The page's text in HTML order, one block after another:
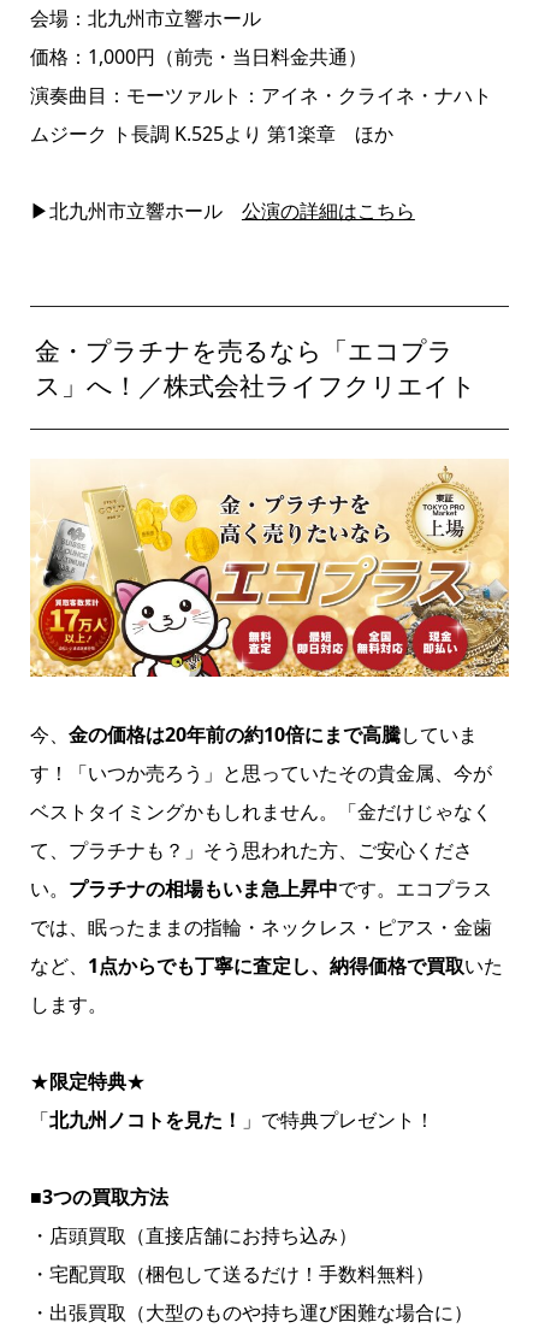
会場：北九州市立響ホール
価格：1,000円（前売・当日料金共通）
演奏曲目：モーツァルト：アイネ・クライネ・ナハト
ムジーク ト長調 K.525より 第1楽章 ほか
▶北九州市立響ホール 公演の詳細はこちら
金・プラチナを売るなら「エコプラ
ス」へ！／株式会社ライフクリエイト
今、 金の価格は20年前の約10倍にまで高騰していま
す！「いつか売ろう」と思っていたその貴金属、今が
ベストタイミングかもしれません。「金だけじゃなく
て、プラチナも？」そう思われた方、ご安心くださ
い。 プラチナの相場もいま急上昇中です。エコプラス
では、眠ったままの指輪・ネックレス・ピアス・金歯
など、 1点からでも丁寧に査定し、納得価格で買取いた
します。
★限定特典★
「北九州ノコトを見た！ 」で特典プレゼント！
■3つの買取方法
・店頭買取（直接店舗にお持ち込み）
・宅配買取（梱包して送るだけ！手数料無料）
・出張買取（大型のものや持ち運び困難な場合に）